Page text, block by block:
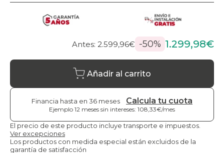
Antes: 2.599,96€ -50% 1.299,98€
Añadir al carrito
Financia hasta en 36 meses Calcula tu cuota
Ejemplo 12 meses sin intereses: 108,33€/mes
El precio de este producto incluye transporte e impuestos.
Ver excepciones
Los productos con medida especial están excluidos de la
garantía de satisfacción